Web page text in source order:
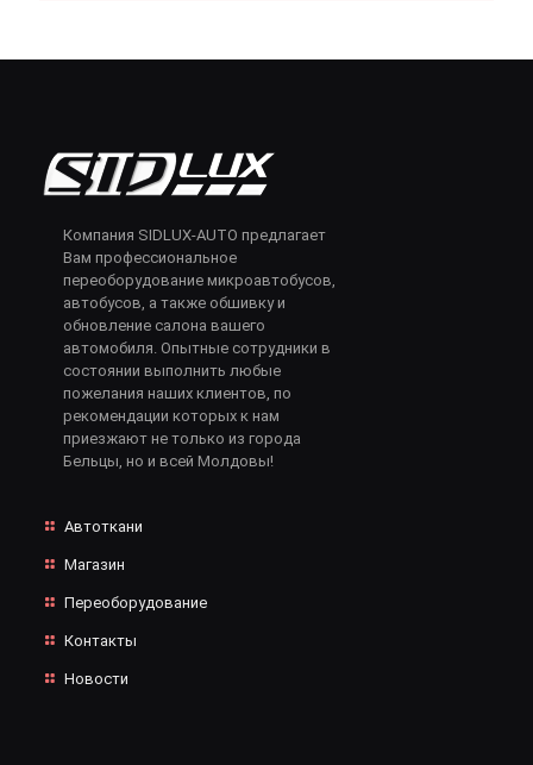
Компания SIDLUX-AUTO предлагает
Вам профессиональное
переоборудование микроавтобусов,
автобусов, а также обшивку и
обновление салона вашего
автомобиля. Опытные сотрудники в
состоянии выполнить любые
пожелания наших клиентов, по
рекомендации которых к нам
приезжают не только из города
Бельцы, но и всей Молдовы!
Автоткани
Магазин
Переоборудование
Контакты
Новости